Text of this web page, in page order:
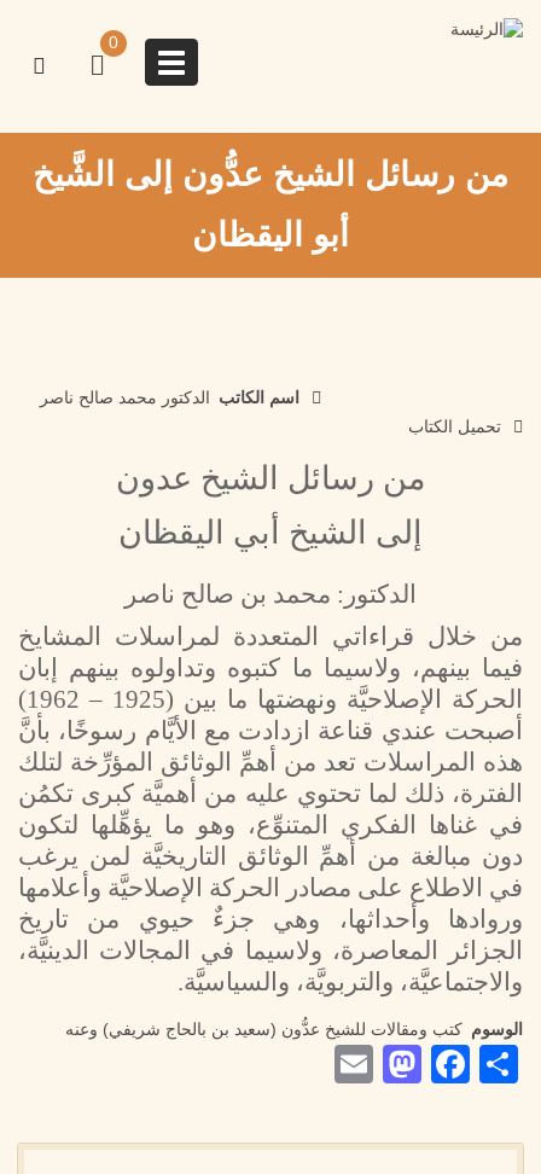
إلى
Toggle
navigation
0
من رسائل الشيخ عدُّون إلى الشَّيخ
أبو اليقظان
اسم الكاتب الدكتور محمد صالح ناصر
تحميل الكتاب
من رسائل الشيخ عدون
إلى الشيخ أبي اليقظان
الدكتور: محمد بن صالح ناصر
من خلال قراءاتي المتعددة لمراسلات المشايخ
فيما بينهم، ولاسيما ما كتبوه وتداولوه بينهم إبان
الحركة الإصلاحيَّة ونهضتها ما بين (1925 – 1962)
أصبحت عندي قناعة ازدادت مع الأيَّام رسوخًا، بأنَّ
هذه المراسلات تعد من أهمِّ الوثائق المؤرِّخة لتلك
الفترة، ذلك لما تحتوي عليه من أهميَّة كبرى تكمُن
في غناها الفكري المتنوِّع، وهو ما يؤهِّلها لتكون
دون مبالغة من أهمِّ الوثائق التاريخيَّة لمن يرغب
في الاطلاع على مصادر الحركة الإصلاحيَّة وأعلامها
وروادها وأحداثها، وهي جزءٌ حيوي من تاريخ
الجزائر المعاصرة، ولاسيما في المجالات الدينيَّة،
والاجتماعيَّة، والتربويَّة، والسياسيَّة.
الوسوم كتب ومقالات للشيخ عدُّون (سعيد بن بالحاج شريفي) وعنه
Share
Facebook
Mastodon